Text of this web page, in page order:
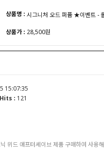
상품명 : 시그니처 오드 퍼퓸 ★이벤트 -
상품가 : 28,500원
15:07:35
Hits : 121
위드 애프터셰이브 제품 구매하여 사용